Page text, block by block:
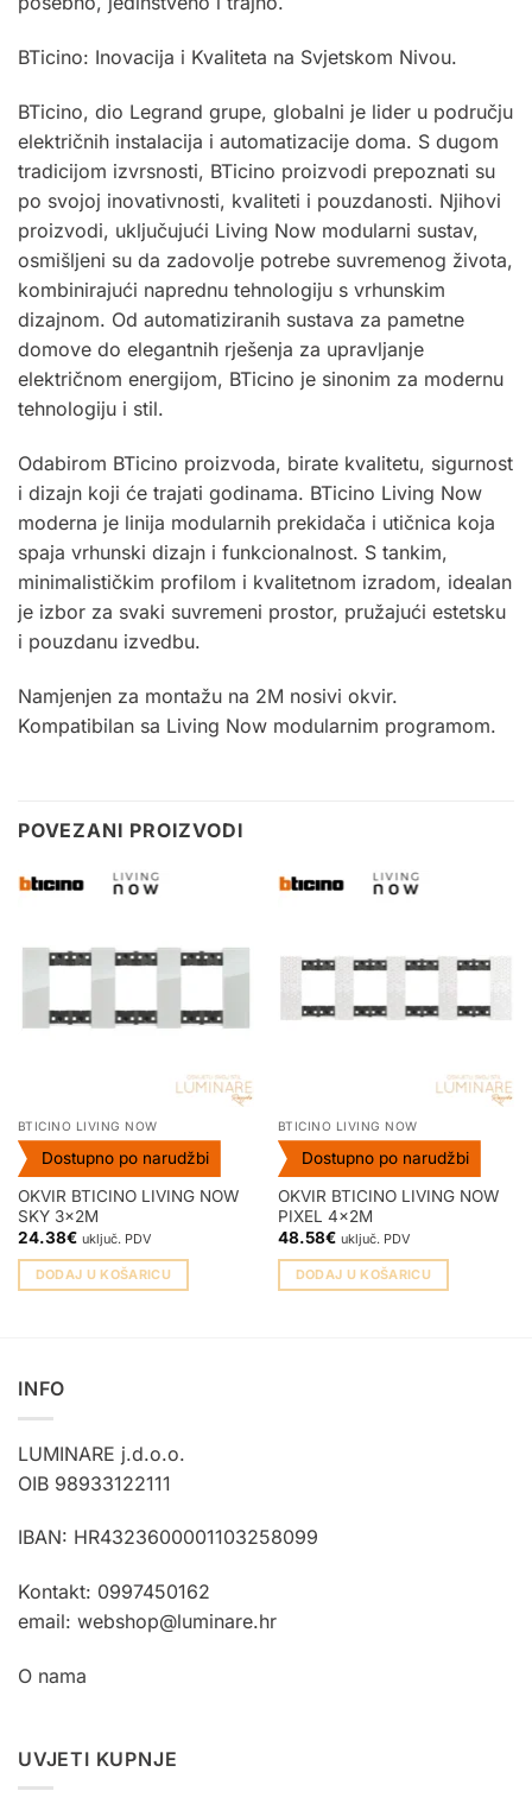
BTicino: Inovacija i Kvaliteta na Svjetskom Nivou.
BTicino, dio Legrand grupe, globalni je lider u području
električnih instalacija i automatizacije doma. S dugom
tradicijom izvrsnosti, BTicino proizvodi prepoznati su
po svojoj inovativnosti, kvaliteti i pouzdanosti. Njihovi
proizvodi, uključujući Living Now modularni sustav,
osmišljeni su da zadovolje potrebe suvremenog života,
kombinirajući naprednu tehnologiju s vrhunskim
dizajnom. Od automatiziranih sustava za pametne
domove do elegantnih rješenja za upravljanje
električnom energijom, BTicino je sinonim za modernu
tehnologiju i stil.
Odabirom BTicino proizvoda, birate kvalitetu, sigurnost
i dizajn koji će trajati godinama. BTicino Living Now
moderna je linija modularnih prekidača i utičnica koja
spaja vrhunski dizajn i funkcionalnost. S tankim,
minimalističkim profilom i kvalitetnom izradom, idealan
je izbor za svaki suvremeni prostor, pružajući estetsku
i pouzdanu izvedbu.
Namjenjen za montažu na 2M nosivi okvir.
Kompatibilan sa Living Now modularnim programom.
POVEZANI PROIZVODI
BTICINO LIVING NOW
Dostupno po narudžbi
OKVIR BTICINO LIVING NOW
SKY 3x2M
24.38€ uključ. PDV
DODAJ U KOŠARICU
BTICINO LIVING NOW
Dostupno po narudžbi
OKVIR BTICINO LIVING NOW
PIXEL 4x2M
48.58€ uključ. PDV
DODAJ U KOŠARICU
INFO
LUMINARE j.d.o.o.
OIB 98933122111
IBAN: HR4323600001103258099
Kontakt: 0997450162
email: webshop@luminare.hr
O nama
UVJETI KUPNJE